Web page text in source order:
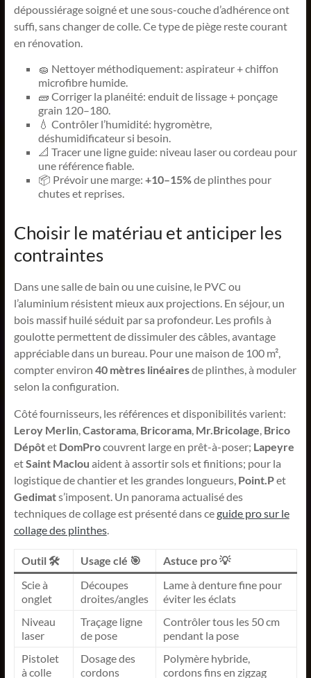
dépoussiérage soigné et une sous-couche d’adhérence ont
suffi, sans changer de colle. Ce type de piège reste courant
en rénovation.
🧽 Nettoyer méthodiquement: aspirateur + chiffon
microfibre humide.
🧱 Corriger la planéité: enduit de lissage + ponçage
grain 120–180.
💧 Contrôler l’humidité: hygromètre,
déshumidificateur si besoin.
📐 Tracer une ligne guide: niveau laser ou cordeau pour
une référence fiable.
📦 Prévoir une marge: +10–15%de plinthes pour
chutes et reprises.
Choisir le matériau et anticiper les
contraintes
Dans une salle de bain ou une cuisine, le PVC ou
l’aluminium résistent mieux aux projections. En séjour, un
bois massif huilé séduit par sa profondeur. Les profils à
goulotte permettent de dissimuler des câbles, avantage
appréciable dans un bureau. Pour une maison de 100 m²,
compter environ 40 mètres linéairesde plinthes, à moduler
selon la configuration.
Côté fournisseurs, les références et disponibilités varient:
Leroy Merlin,Castorama, Bricorama, Mr.Bricolage, Brico
Dépôtet DomProcouvrent large en prêt-à-poser; Lapeyre
etSaint Maclou aident à assortir sols et finitions; pour la
logistique de chantier et les grandes longueurs, Point.Pet
Gedimats’imposent. Un panorama actualisé des
techniques de collage est présenté dans ceguide pro sur le
collage des plinthes.
Outil 🛠️ Usage clé 🎯
Astuce pro 💡
Scie à
onglet
Découpes
droites/angles
Lame à denture fine pour
éviter les éclats
Niveau
laser
Traçage ligne
de pose
Contrôler tous les 50 cm
pendant la pose
Pistolet
à colle
Dosage des
cordons
Polymère hybride,
cordons fins en zigzag